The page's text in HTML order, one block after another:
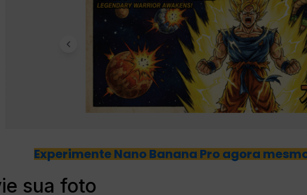
Experimente Nano Banana Pro agora
sua foto